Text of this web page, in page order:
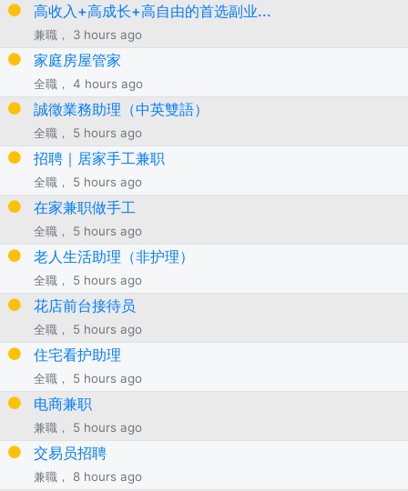
高收入+高成长+高自由的首选副业...
兼職， 3 hours ago
家庭房屋管家
全職， 4 hours ago
誠徵業務助理（中英雙語）
全職， 5 hours ago
招聘｜居家手工兼职
全職， 5 hours ago
在家兼职做手工
全職， 5 hours ago
老人生活助理（非护理）
全職， 5 hours ago
花店前台接待员
全職， 5 hours ago
住宅看护助理
全職， 5 hours ago
电商兼职
兼職， 5 hours ago
交易员招聘
兼職， 8 hours ago